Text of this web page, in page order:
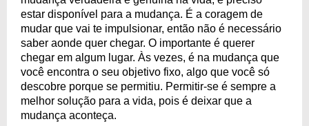
estar disponível para a mudança. É a coragem de
mudar que vai te impulsionar, então não é necessário
saber aonde quer chegar. O importante é querer
chegar em algum lugar. Às vezes, é na mudança que
você encontra o seu objetivo fixo, algo que você só
descobre porque se permitiu. Permitir-se é sempre a
melhor solução para a vida, pois é deixar que a
mudança aconteça.